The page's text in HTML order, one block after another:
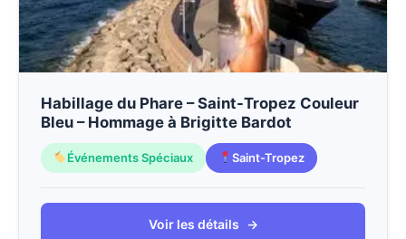
Habillage du Phare – Saint-Tropez Couleur
Bleu – Hommage à Brigitte Bardot
Événements Spéciaux Saint-Tropez
Voir les détails →